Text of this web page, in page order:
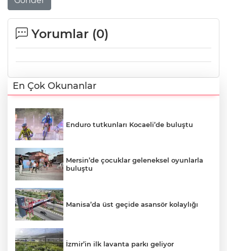
Yorumlar (0)
En Çok Okunanlar
Enduro tutkunları Kocaeli’de buluştu
Mersin’de çocuklar geleneksel oyunlarla
buluştu
Manisa’da üst geçide asansör kolaylığı
İzmir’in ilk lavanta parkı geliyor